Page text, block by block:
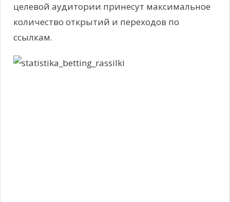
целевой аудитории принесут максимальное
количество открытий и переходов по
ссылкам.